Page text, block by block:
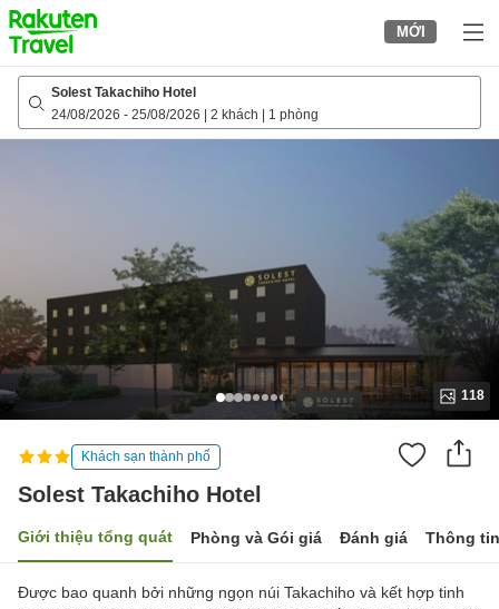
to
top
page
MỚI
Solest Takachiho Hotel
24/08/2026 - 25/08/2026 2 khách 1 phòng
118
Khách sạn thành phố
Solest Takachiho Hotel
Giới thiệu tổng quát Phòng và Gói giá Đánh giá Thông
Được bao quanh bởi những ngọn núi Takachiho và kết hợp tinh